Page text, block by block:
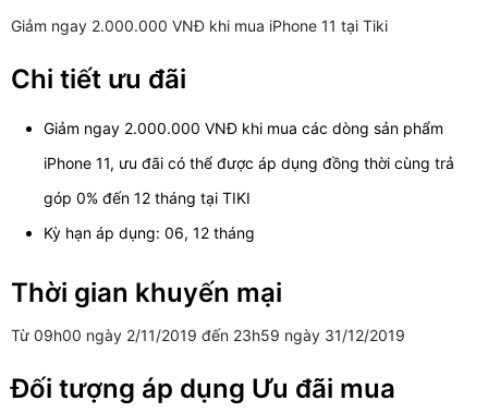
Giảm ngay 2.000.000 VNĐ khi mua iPhone 11 tại Tiki
Chi tiết ưu đãi
Giảm ngay 2.000.000 VNĐ khi mua các dòng sản phẩm
iPhone 11, ưu đãi có thể được áp dụng đồng thời cùng trả
góp 0% đến 12 tháng tại TIKI
Kỳ hạn áp dụng: 06, 12 tháng
Thời gian khuyến mại
Từ 09h00 ngày 2/11/2019 đến 23h59 ngày 31/12/2019
Đối tượng áp dụng Ưu đãi mua